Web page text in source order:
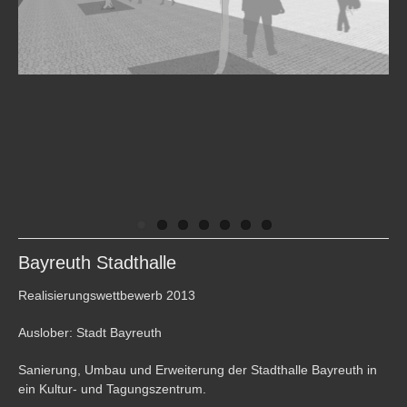
Bayreuth Stadthalle
Realisierungswettbewerb 2013
Auslober: Stadt Bayreuth
Sanierung, Umbau und Erweiterung der Stadthalle Bayreuth in
ein Kultur- und Tagungszentrum.